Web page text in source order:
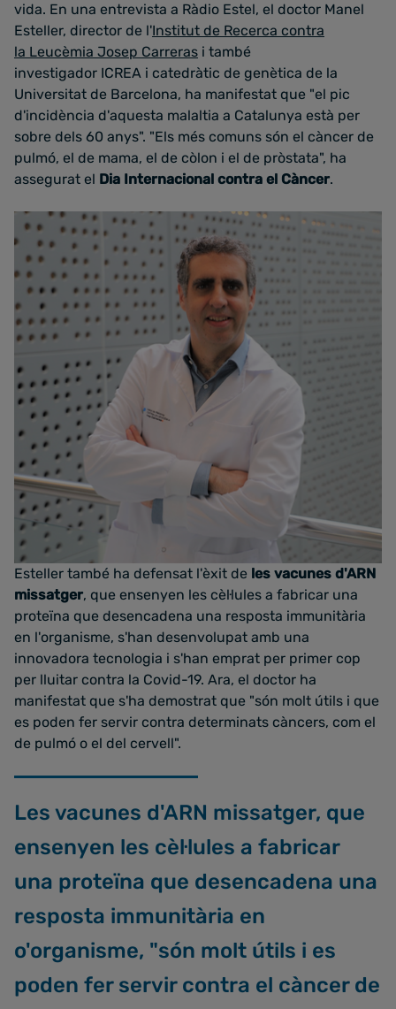
vida. En una entrevista a Ràdio Estel, el doctor Manel
Esteller, director de l'Institut de Recerca contra
la Leucèmia Josep Carreras i també
investigador ICREA i catedràtic de genètica de la
Universitat de Barcelona, ha manifestat que "el pic
d'incidència d'aquesta malaltia a Catalunya està per
sobre dels 60 anys". "Els més comuns són el càncer de
pulmó, el de mama, el de còlon i el de pròstata", ha
assegurat el Dia Internacional contra el Càncer.
Esteller també ha defensat l'èxit de les vacunes d'ARN
missatger, que ensenyen les cèl·lules a fabricar una
proteïna que desencadena una resposta immunitària
en l'organisme, s'han desenvolupat amb una
innovadora tecnologia i s'han emprat per primer cop
per lluitar contra la Covid-19. Ara, el doctor ha
manifestat que s'ha demostrat que "són molt útils i que
es poden fer servir contra determinats càncers, com el
de pulmó o el del cervell".
Les vacunes d'ARN missatger, que
ensenyen les cèl·lules a fabricar
una proteïna que desencadena una
resposta immunitària en
o'organisme, "són molt útils i es
poden fer servir contra el càncer de